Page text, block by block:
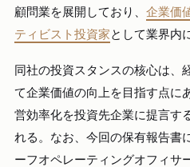
顧問業を展開しており、 企業価
ティビスト投資家として業界内
同社の投資スタンスの核心は、
て企業価値の向上を目指す点に
営効率化を投資先企業に提言す
れる。なお、今回の保有報告書
ーフオペレーティングオフィサ